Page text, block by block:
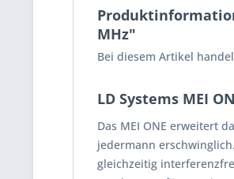
MHz"
Bei diesem Artikel
LD Systems MEI
Das MEI ONE erweitert
jedermann
gleichzeitig